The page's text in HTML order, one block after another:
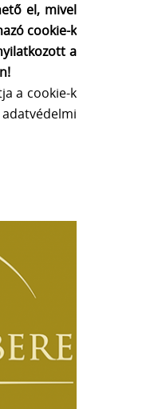
el, mivel
cookie-k
a
a cookie-k